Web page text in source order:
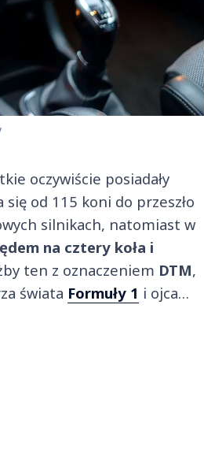
oczywiście posiadały
od 115 koni do przeszło
silnikach, natomiast w
na cztery koła i
ten z oznaczeniem DTM,
świata Formuły 1 i ojca…